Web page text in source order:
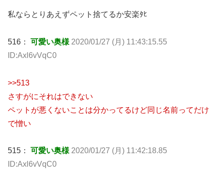
私ならとりあえずペット捨てるか安楽ﾀﾋ
516： 可愛い奥様 2020/01/27 (月) 11:43:15.55
ID:Axl6vVqC0
>>513
さすがにそれはできない
ペットが悪くないことは分かってるけど同じ名前ってだけ
で憎い
515： 可愛い奥様2020/01/27 (月) 11:42:18.85
ID:Axl6vVqC0